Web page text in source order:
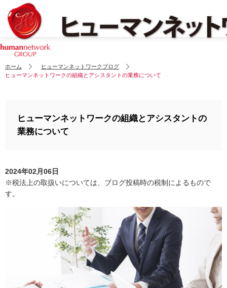
ホーム
ヒューマンネットワークブログ
ヒューマンネットワークの組織とアシスタントの業務について
ヒューマンネットワークの組織とアシスタントの
業務について
2024年02月06日
※税法上の取扱いについては、ブログ投稿時の税制によるもので
す。